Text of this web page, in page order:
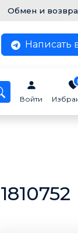
Обмен и
Написать
Войти